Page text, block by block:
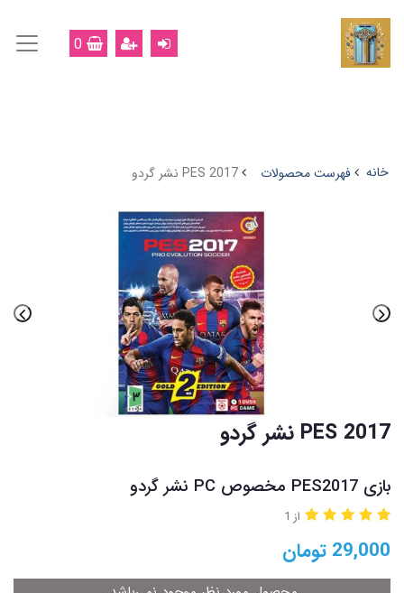
0
خانه فهرست محصولات PES 2017 نشر گردو
PES 2017 نشر گردو
بازی PES2017 مخصوص PC نشر گردو
از 1
29,000 تومان